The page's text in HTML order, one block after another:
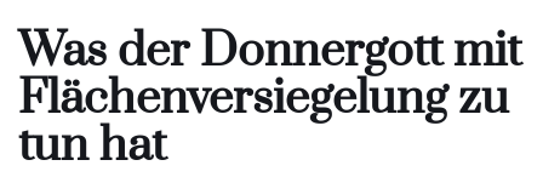
Was der Donnergott mit
Flächenversiegelung zu
tun hat